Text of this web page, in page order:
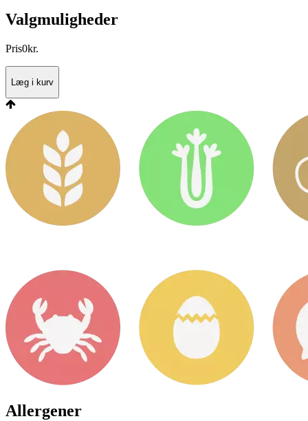
Valgmuligheder
Pris0kr.
Læg i kurv
Allergener